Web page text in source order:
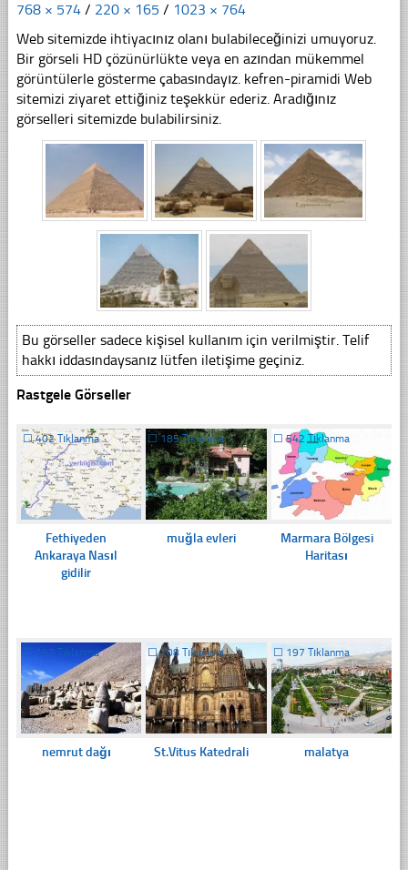
768 × 574 / 220 × 165 / 1023 × 764
Web sitemizde ihtiyacınız olanı bulabileceğinizi umuyoruz.
Bir görseli HD çözünürlükte veya en azından mükemmel
görüntülerle gösterme çabasındayız. kefren-piramidi Web
sitemizi ziyaret ettiğiniz teşekkür ederiz. Aradığınız
görselleri sitemizde bulabilirsiniz.
Bu görseller sadece kişisel kullanım için verilmiştir. Telif
hakkı iddasındaysanız lütfen iletişime geçiniz.
Rastgele Görseller
☐402 Tıklanma
Fethiyeden
Ankaraya Nasıl
gidilir
☐185 Tıklanma
muğla evleri
☐542 Tıklanma
Marmara Bölgesi
Haritası
☐ 197 Tıklanma
nemrut dağı
☐208 Tıklanma
St.Vitus Katedrali
☐ 197 Tıklanma
malatya